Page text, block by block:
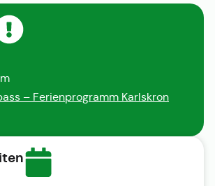
– Ferienprogramm Karlskron